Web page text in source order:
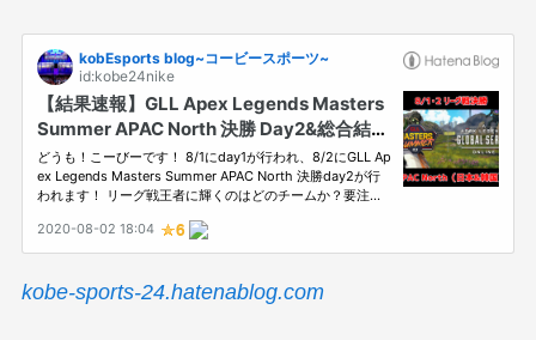
kobe-sports-24.hatenablog.com